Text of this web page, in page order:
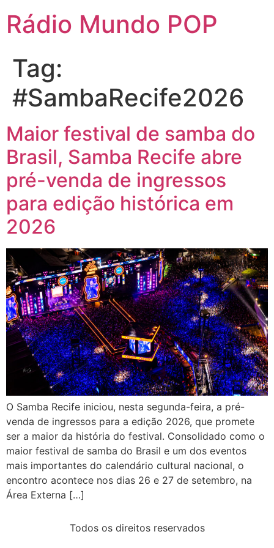
Rádio Mundo POP
Tag:
#SambaRecife2026
Maior festival de samba do
Brasil, Samba Recife abre
pré-venda de ingressos
para edição histórica em
2026
O Samba Recife iniciou, nesta segunda-feira, a pré-
venda de ingressos para a edição 2026, que promete
ser a maior da história do festival. Consolidado como o
maior festival de samba do Brasil e um dos eventos
mais importantes do calendário cultural nacional, o
encontro acontece nos dias 26 e 27 de setembro, na
Área Externa […]
Todos os direitos reservados